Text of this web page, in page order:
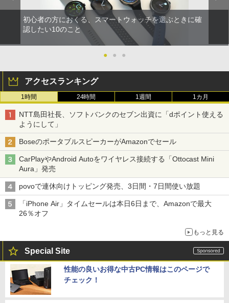
初心者の方におくる、スマートウォッチを選ぶときに確
認したい10のこと
● ● ●
アクセスランキング
1時間 24時間 1週間 1カ月
NTT島田社長、ソフトバンクのセブン出資に「dポイント使える
ようにして」
BoseのポータブルスピーカーがAmazonでセール
CarPlayやAndroid Autoをワイヤレス接続する「Ottocast Mini
Aura」発売
povoで連休向けトッピング発売、3日間・7日間使い放題
「iPhone Air」タイムセールは本日6日まで、Amazonで最大
26％オフ
もっと見る
Special Site
性能の良いお得な中古PC情報はこのページで
チェック！